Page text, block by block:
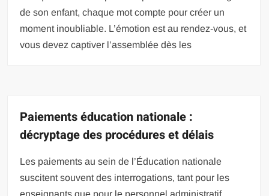
de son enfant, chaque mot compte pour créer un
moment inoubliable. L’émotion est au rendez-vous, et
vous devez captiver l’assemblée dès les
Paiements éducation nationale :
décryptage des procédures et délais
Les paiements au sein de l’Éducation nationale
suscitent souvent des interrogations, tant pour les
enseignants que pour le personnel administratif.